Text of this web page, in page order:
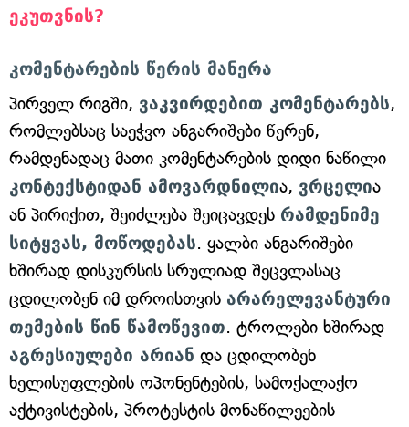
ეკუთვნის?
კომენტარების წერის მანერა
პირველ რიგში, ვაკვირდებით კომენტარებს,
რომლებსაც საეჭვო ანგარიშები წერენ,
რამდენადაც მათი კომენტარების დიდი ნაწილი
კონტექსტიდან ამოვარდნილია, ვრცელია
ან პირიქით, შეიძლება შეიცავდეს რამდენიმე
სიტყვას, მოწოდებას. ყალბი ანგარიშები
ხშირად დისკურსის სრულიად შეცვლასაც
ცდილობენ იმ დროისთვის არარელევანტური
თემების წინ წამოწევით. ტროლები ხშირად
აგრესიულები არიან და ცდილობენ
ხელისუფლების ოპონენტების, სამოქალაქო
აქტივისტების, პროტესტის მონაწილეების